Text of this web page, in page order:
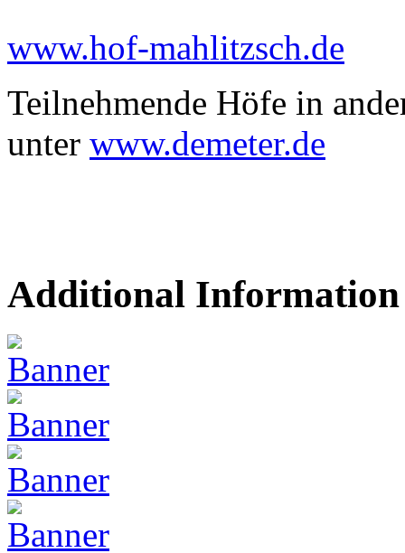
www.hof-mahlitzsch.de
Teilnehmende Höfe in
unter www.demeter.de
Additional Information